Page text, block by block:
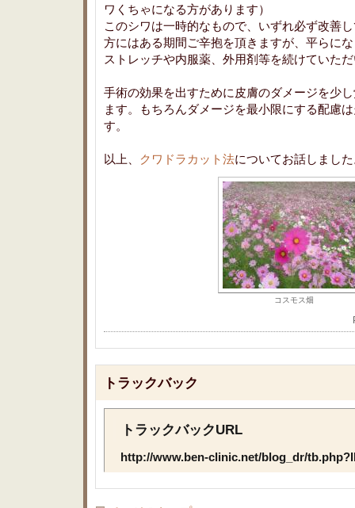
ワくちゃになる方があります）
このシワは一時的なもので、いずれ必ず改善
方にはある期間ご辛抱を頂きますが、平らに
ストレッチや内服薬、外用剤等を続けていた
手術の効果を出すために皮膚のダメージを少
ます。もちろんダメージを最小限にする配慮
す。
以上、 クワドラカット法についてお話しまし
コスモス畑
トラックバック
トラックバックURL
http://www.ben-clinic.net/blog_dr/